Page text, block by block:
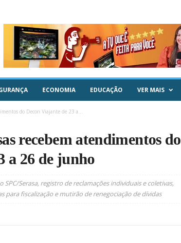
ECONOMIA EDUCAÇÃO VER MAIS
do Decon Viajante de 23 a...
recebem atendimentos do
a 26 de junho
Serasa, registro de reclamações individuais e coletivas,
para fiscalização e mutirão de renegociação de dívidas